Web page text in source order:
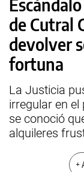
de Cutral
devolver
fortuna
La Justicia
irregular en el
se conoció
alquileres
+